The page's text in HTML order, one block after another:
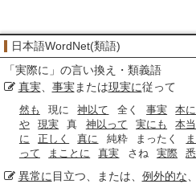
日本語WordNet(類語)
「実際に 」の言い換え・類義語
真実、 事実または現実に従って
然も 現に 神以て 全く 事実 本に
や
現実 真 神以って 実にも 本
に
正しく 真に 純粋 まったく
って
まことに 真実 さね 実際
異常に目立つ、または、 例外的な